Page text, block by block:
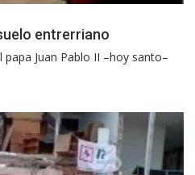
entrerriano
Juan Pablo II –hoy santo–